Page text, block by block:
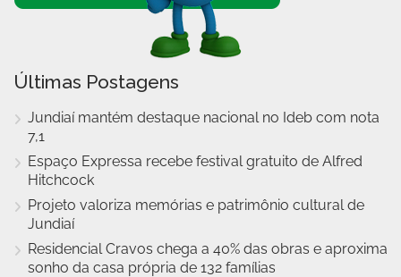
Últimas Postagens
Jundiaí mantém destaque nacional no Ideb com nota
7,1
Espaço Expressa recebe festival gratuito de Alfred
Hitchcock
Projeto valoriza memórias e patrimônio cultural de
Jundiaí
Residencial Cravos chega a 40% das obras e aproxima
sonho da casa própria de 132 famílias